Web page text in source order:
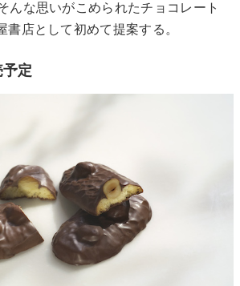
んな思いがこめられたチョコレート
書店として初めて提案する。
定